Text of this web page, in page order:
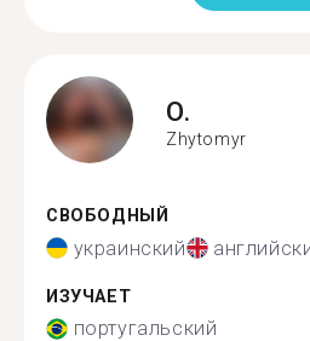
O.
Zhytomyr
СВОБОДНЫЙ
украинский
ИЗУЧАЕТ
португальский